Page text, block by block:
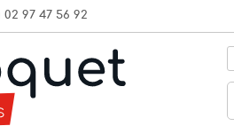
02 97 47 56 92